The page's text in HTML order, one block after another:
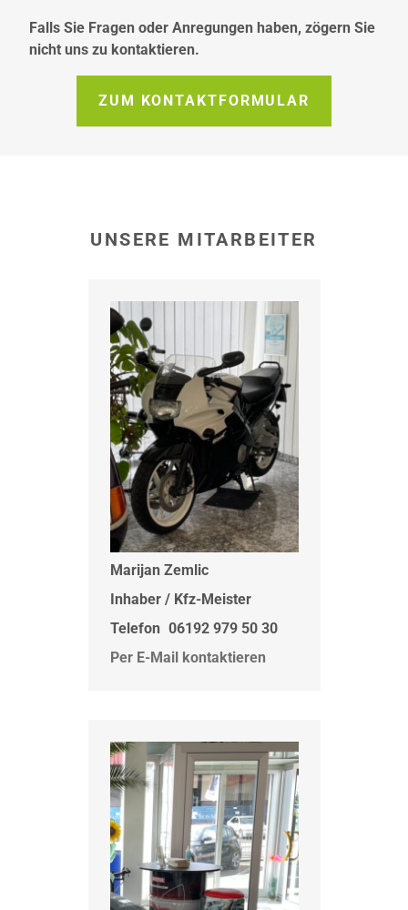
Falls Sie Fragen oder Anregungen haben, zögern Sie
nicht uns zu kontaktieren.
ZUM KONTAKTFORMULAR
UNSERE MITARBEITER
Marijan Zemlic
Inhaber / Kfz-Meister
Telefon 06192 979 50 30
Per E-Mail kontaktieren